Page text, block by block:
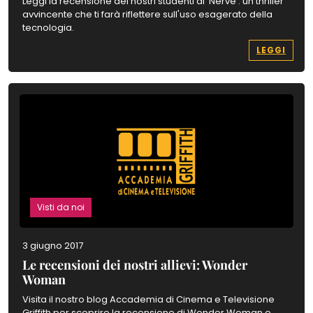
avvincente che ti farà riflettere sull'uso esagerato della
tecnologia.
LEGGI
Visti da noi
3 giugno 2017
Le recensioni dei nostri allievi: Wonder
Woman
Visita il nostro blog Accademia di Cinema e Televisione